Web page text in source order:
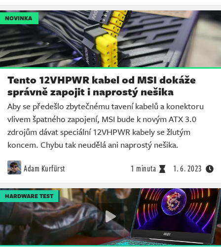
NOVINKA
Tento 12VHPWR kabel od MSI dokáže
správně zapojit i naprostý nešika
Aby se předešlo zbytečnému tavení kabelů a konektoru
vlivem špatného zapojení, MSI bude k novým ATX 3.0
zdrojům dávat speciální 12VHPWR kabely se žlutým
koncem. Chybu tak neudělá ani naprostý nešika.
Adam Kurfürst 1 minuta 1. 6. 2023
HARDWARE TEST